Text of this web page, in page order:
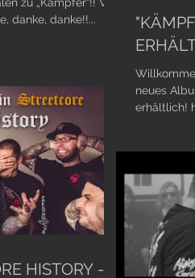
danke, danke!!...
neues
erhältlich!
HISTORY -